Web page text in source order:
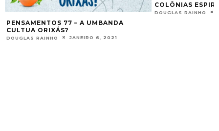
COLÔNIAS ESPIRITUAIS
DOUGLAS RAINHO JANEIRO 11, 2016